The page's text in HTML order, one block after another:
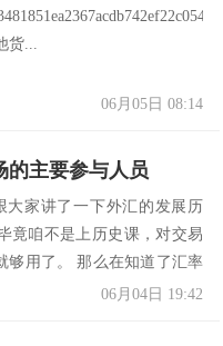
货...
06月05日 08:14
的主要参与人员
家讲了一下外汇的发展历
竟咱不是上历史课，对交易
够用了。 那么在知道了汇率
06月04日 19:42